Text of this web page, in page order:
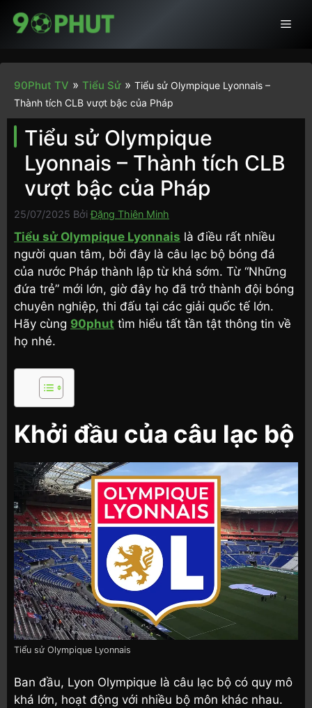
đến
dung
90Phut TV » Tiểu Sử » Tiểu sử Olympique Lyonnais –
Thành tích CLB vượt bậc của Pháp
Tiểu sử Olympique
Lyonnais – Thành tích CLB
vượt bậc của Pháp
25/07/2025 BởiĐặng Thiên Minh
Tiểu sử Olympique Lyonnais là điều rất nhiều
người quan tâm, bởi đây là câu lạc bộ bóng đá
của nước Pháp thành lập từ khá sớm. Từ “Những
đứa trẻ” mới lớn, giờ đây họ đã trở thành đội bóng
chuyên nghiệp, thi đấu tại các giải quốc tế lớn.
Hãy cùng 90phut tìm hiểu tất tần tật thông tin về
họ nhé.
Khởi đầu của câu lạc bộ
Tiểu sử Olympique Lyonnais
Ban đầu, Lyon Olympique là câu lạc bộ có quy mô
khá lớn, hoạt động với nhiều bộ môn khác nhau.